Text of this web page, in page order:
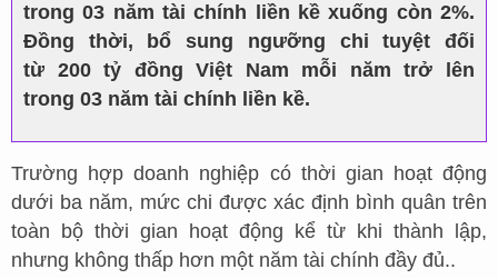
trong03 năm tài chính liền kề xuống còn2%.
Đồng thời, bổ sung ngưỡng chi tuyệt đối
từ 200 tỷ đồng Việt Nam mỗi năm trở lên
trong 03 năm tài chính liền kề.
Trường hợp doanh nghiệp có thời gian hoạt động
dưới ba năm, mức chi được xác định bình quân trên
toàn bộ thời gian hoạt động kể từ khi thành lập,
nhưng không thấp hơn một năm tài chính đầy đủ..